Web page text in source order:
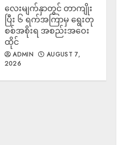
လေးမျက်နှာတွင် တာကျိုး
ပြီး ၆ ရက်အကြာမှ ရွေးတု
စစ်အစိုးရ အစည်းအဝေး
ထိုင်
ADMIN
AUGUST 7,
2026